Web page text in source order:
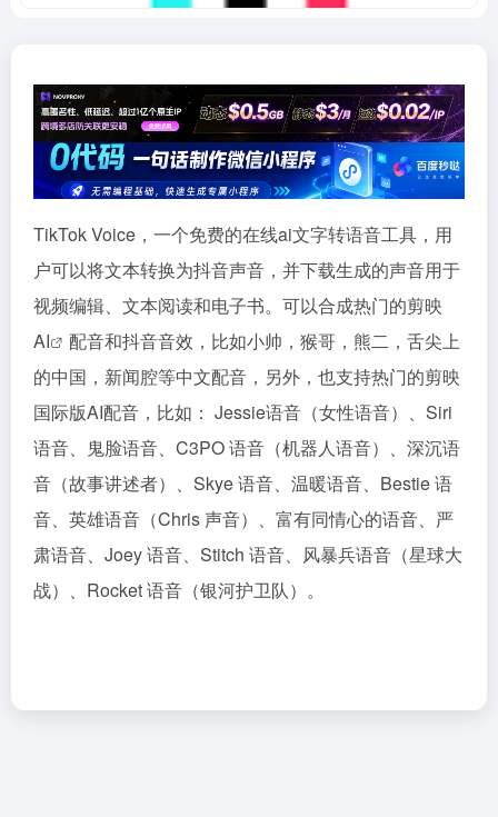
TikTok Voice，一个免费的在线ai文字转语音工具，用
户可以将文本转换为抖音声音，并下载生成的声音用于
视频编辑、文本阅读和电子书。可以合成热门的剪映
AI
配音和抖音音效，比如小帅，猴哥，熊二，舌尖上
的中国，新闻腔等中文配音，另外，也支持热门的剪映
国际版AI配音，比如： Jessie语音（女性语音）、Siri
语音、鬼脸语音、C3PO 语音（机器人语音）、深沉语
音（故事讲述者）、Skye 语音、温暖语音、Bestie 语
音、英雄语音（Chris 声音）、富有同情心的语音、严
肃语音、Joey 语音、Stitch 语音、风暴兵语音（星球大
战）、Rocket 语音（银河护卫队）。